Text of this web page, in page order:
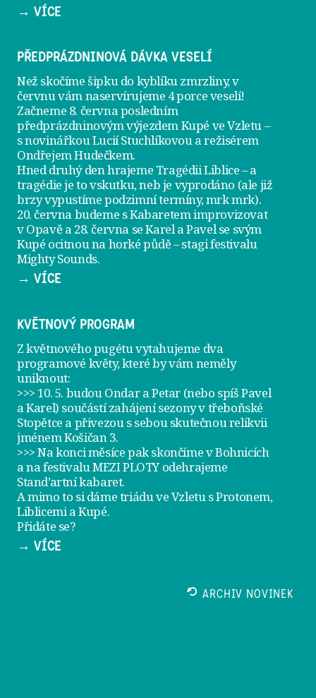
→ VÍCE
PŘEDPRÁZDNINOVÁ DÁVKA VESELÍ
Než skočíme šipku do kyblíku zmrzliny, v
červnu vám naservírujeme 4 porce veselí!
Začneme 8. června posledním
předprázdninovým výjezdemKupé ve Vzletu–
s novinářkou Lucií Stuchlíkovou a režisérem
Ondřejem Hudečkem.
Hned druhý den hrajeme Tragédii Liblice– a
tragédie je to vskutku, neb je vyprodáno (ale již
brzy vypustíme podzimní termíny, mrk mrk).
20. června budeme s Kabaretem improvizovat
v Opavě a 28. června se Karel a Pavel se svým
Kupé ocitnou na horké půdě – stagi festivalu
Mighty Sounds.
→ VÍCE
KVĚTNOVÝ PROGRAM
Z květnového pugétu vytahujeme dva
programové květy, které by vám neměly
uniknout:
>>> 10. 5. budou Ondar a Petar (nebo spíš Pavel
a Karel) součástí zahájení sezony vtřeboňské
Stopětce a přivezou s sebou skutečnou relikvii
jménemKošičan 3.
>>> Na konci měsíce pak skončíme v Bohnicích
a na festivaluMEZI PLOTY odehrajeme
Stand’artní kabaret.
A mimo to si dámetriádu ve Vzletu s Protonem,
Liblicemi a Kupé.
Přidáte se?
→ VÍCE
ARCHIV NOVINEK